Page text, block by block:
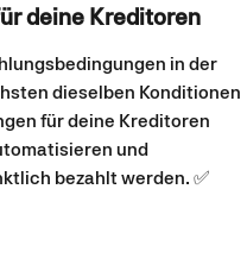
deine Kreditoren
in der
dieselben Konditionen
für deine Kreditoren
und
bezahlt werden. ✅